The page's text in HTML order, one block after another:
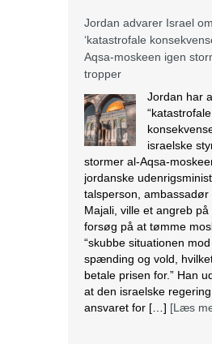
Jordan advarer Israel om
‘katastrofale
Aqsa-moskeen igen
tropper
Jordan har
“katastrofale
israelske
stormer al-Aqsa-
jordanske
talsperson, ambassadør
Majali, ville et angreb
forsøg på at tømme
“skubbe situationen
spænding og vold,
betale prisen for.” Han
at den israelske
ansvaret for […] [Læs